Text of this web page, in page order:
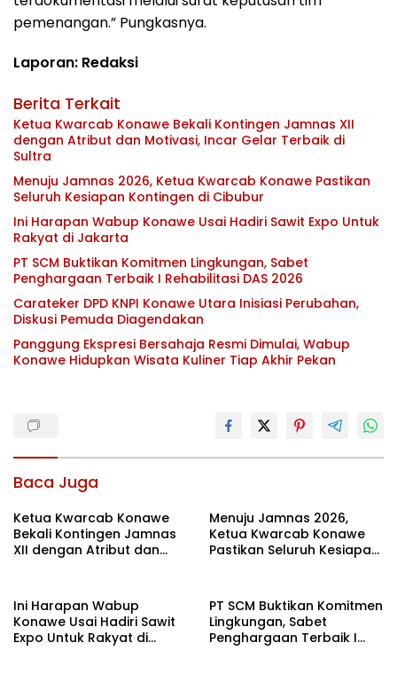
pemenangan.” Pungkasnya.
Laporan: Redaksi
Berita Terkait
Ketua Kwarcab Konawe Bekali Kontingen Jamnas XII
dengan Atribut dan Motivasi, Incar Gelar Terbaik di
Sultra
Menuju Jamnas 2026, Ketua Kwarcab Konawe Pastikan
Seluruh Kesiapan Kontingen di Cibubur
Ini Harapan Wabup Konawe Usai Hadiri Sawit Expo Untuk
Rakyat di Jakarta
PT SCM Buktikan Komitmen Lingkungan, Sabet
Penghargaan Terbaik I Rehabilitasi DAS 2026
Carateker DPD KNPI Konawe Utara Inisiasi Perubahan,
Diskusi Pemuda Diagendakan
Panggung Ekspresi Bersahaja Resmi Dimulai, Wabup
Konawe Hidupkan Wisata Kuliner Tiap Akhir Pekan
Baca Juga
Ketua Kwarcab Konawe
Bekali Kontingen Jamnas
XII dengan Atribut dan
Menuju Jamnas 2026,
Ketua Kwarcab Konawe
Pastikan Seluruh Kesiapan
Ini Harapan Wabup
Konawe Usai Hadiri Sawit
Expo Untuk Rakyat di
PT SCM Buktikan Komitmen
Lingkungan, Sabet
Penghargaan Terbaik I